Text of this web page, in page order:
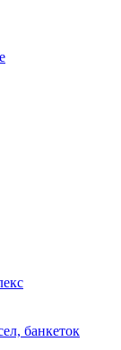
банкеток